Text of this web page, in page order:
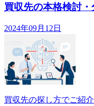
買収先の本格検討・
2024年09月12日
買収先の探し方でご紹